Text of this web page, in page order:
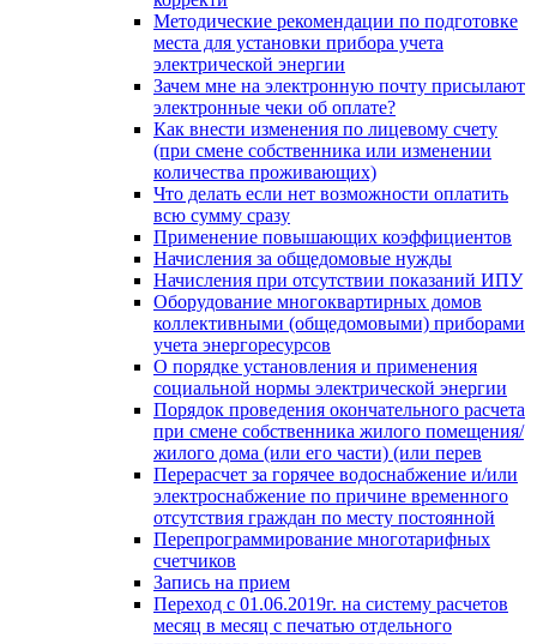
Методические рекомендации по подготовке
места для установки прибора учета
электрической энергии
Зачем мне на электронную почту присылают
электронные чеки об оплате?
Как внести изменения по лицевому счету
(при смене собственника или изменении
количества проживающих)
Что делать если нет возможности оплатить
всю сумму сразу
Применение повышающих коэффициентов
Начисления за общедомовые нужды
Начисления при отсутствии показаний ИПУ
Оборудование многоквартирных домов
коллективными (общедомовыми) приборами
учета энергоресурсов
О порядке установления и применения
социальной нормы электрической энергии
Порядок проведения окончательного расчета
при смене собственника жилого помещения/
жилого дома (или его части) (или перев
Перерасчет за горячее водоснабжение и/или
электроснабжение по причине временного
отсутствия граждан по месту постоянной
Перепрограммирование многотарифных
счетчиков
Запись на прием
Переход с 01.06.2019г. на систему расчетов
месяц в месяц с печатью отдельного